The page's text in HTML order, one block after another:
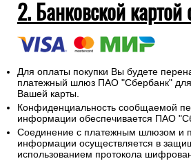
2. Банковской
Для оплаты покупки Вы будете
платежный шлюз ПАО "Сбербанк" для
Вашей карты.
Конфиденциальность сообщаемой
информации обеспечивается ПАО
Соединение с платежным шлюзом и
информации осуществляется в
использованием протокола